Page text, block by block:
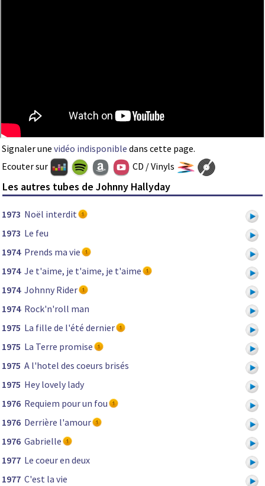
Signaler une vidéo indisponible dans cette page.
Ecouter sur
CD / Vinyls
Les autres tubes de Johnny Hallyday
1973 Noël interdit
1973 Le feu
1974 Prends ma vie
1974 Je t'aime, je t'aime, je t'aime
1974 Johnny Rider
1974 Rock'n'roll man
1975 La fille de l'été dernier
1975 La Terre promise
1975 A l'hotel des coeurs brisés
1975 Hey lovely lady
1976 Requiem pour un fou
1976 Derrière l'amour
1976 Gabrielle
1977 Le coeur en deux
1977 C'est la vie